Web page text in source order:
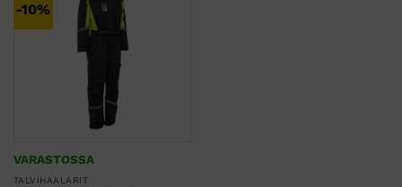
-10%
VARASTOSSA
TALVIHAALARIT